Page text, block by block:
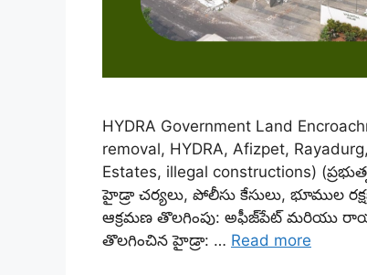
HYDRA Government Land
removal, HYDRA, Afizpet,
Estates, illegal constructions)
హైడ్రా చర్యలు, పోలీసు కేసులు, భూముల
ఆక్రమణ తొలగింపు: అఫీజ్‌పేట్ మరియు
తొలగించిన హైడ్రా: … Read more